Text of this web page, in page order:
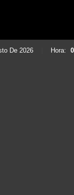
De 2026 Hora: